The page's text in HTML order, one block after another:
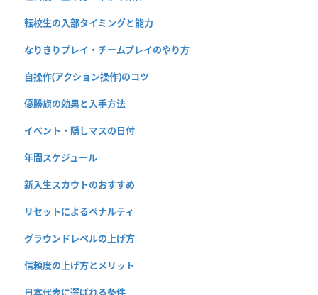
転校生の入部タイミングと能力
なりきりプレイ・チームプレイのやり方
自操作(アクション操作)のコツ
優勝旗の効果と入手方法
イベント・隠しマスの日付
年間スケジュール
新入生スカウトのおすすめ
リセットによるペナルティ
グラウンドレベルの上げ方
信頼度の上げ方とメリット
日本代表に選ばれる条件